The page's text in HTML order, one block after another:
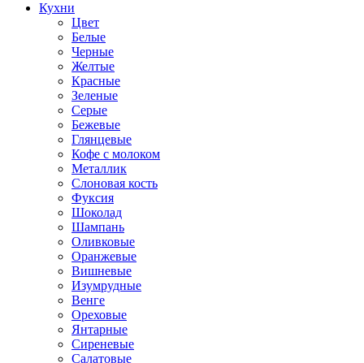
Кухни
Цвет
Белые
Черные
Желтые
Красные
Зеленые
Серые
Бежевые
Глянцевые
Кофе с молоком
Металлик
Слоновая кость
Фуксия
Шоколад
Шампань
Оливковые
Оранжевые
Вишневые
Изумрудные
Венге
Ореховые
Янтарные
Сиреневые
Салатовые